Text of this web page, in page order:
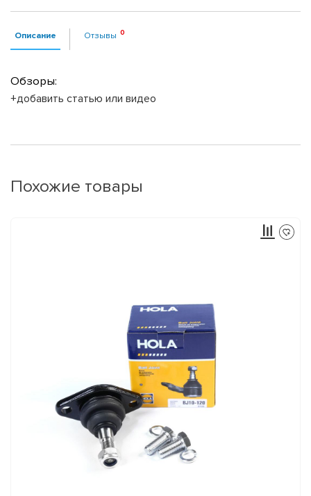
Описание Отзывы
Обзоры:
+добавить статью или видео
Похожие товары